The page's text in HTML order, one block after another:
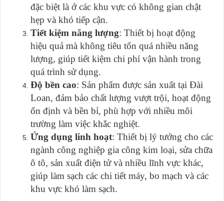
đặc biệt là ở các khu vực có không gian chật
hẹp và khó tiếp cận.
Tiết kiệm năng lượng: Thiết bị hoạt động
hiệu quả mà không tiêu tốn quá nhiều năng
lượng, giúp tiết kiệm chi phí vận hành trong
quá trình sử dụng.
Độ bền cao: Sản phẩm được sản xuất tại Đài
Loan, đảm bảo chất lượng vượt trội, hoạt động
ổn định và bền bỉ, phù hợp với nhiều môi
trường làm việc khắc nghiệt.
Ứng dụng linh hoạt: Thiết bị lý tưởng cho các
ngành công nghiệp gia công kim loại, sửa chữa
ô tô, sản xuất điện tử và nhiều lĩnh vực khác,
giúp làm sạch các chi tiết máy, bo mạch và các
khu vực khó làm sạch.